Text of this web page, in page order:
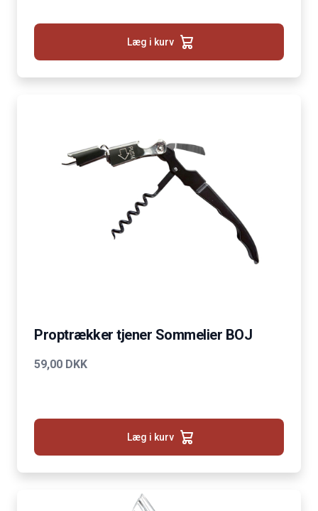
Læg i kurv
Proptrækker tjener Sommelier BOJ
59,00 DKK
Læg i kurv